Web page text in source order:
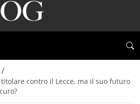
/
contro il Lecce, ma il suo futuro